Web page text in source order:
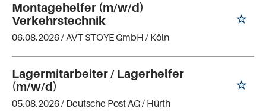
Montagehelfer (m/w/d)
Verkehrstechnik
06.08.2026 /AVT STOYE GmbH / Köln
Lagermitarbeiter / Lagerhelfer
(m/w/d)
05.08.2026 / Deutsche Post AG/ Hürth